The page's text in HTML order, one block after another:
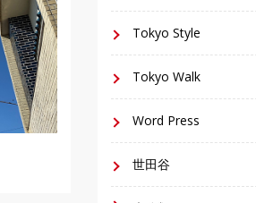
Tokyo Style
Tokyo Walk
Word Press
世田谷